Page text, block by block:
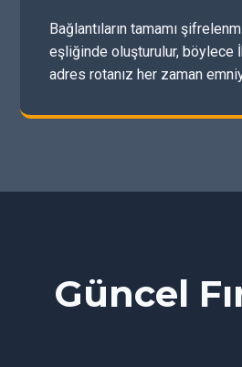
Bağlantıların tamamı
eşliğinde oluşturulur, böylece
adres rotanız her zaman
Güncel